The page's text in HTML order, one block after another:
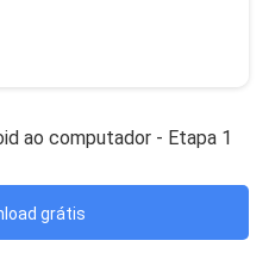
ao computador - Etapa 1
grátis